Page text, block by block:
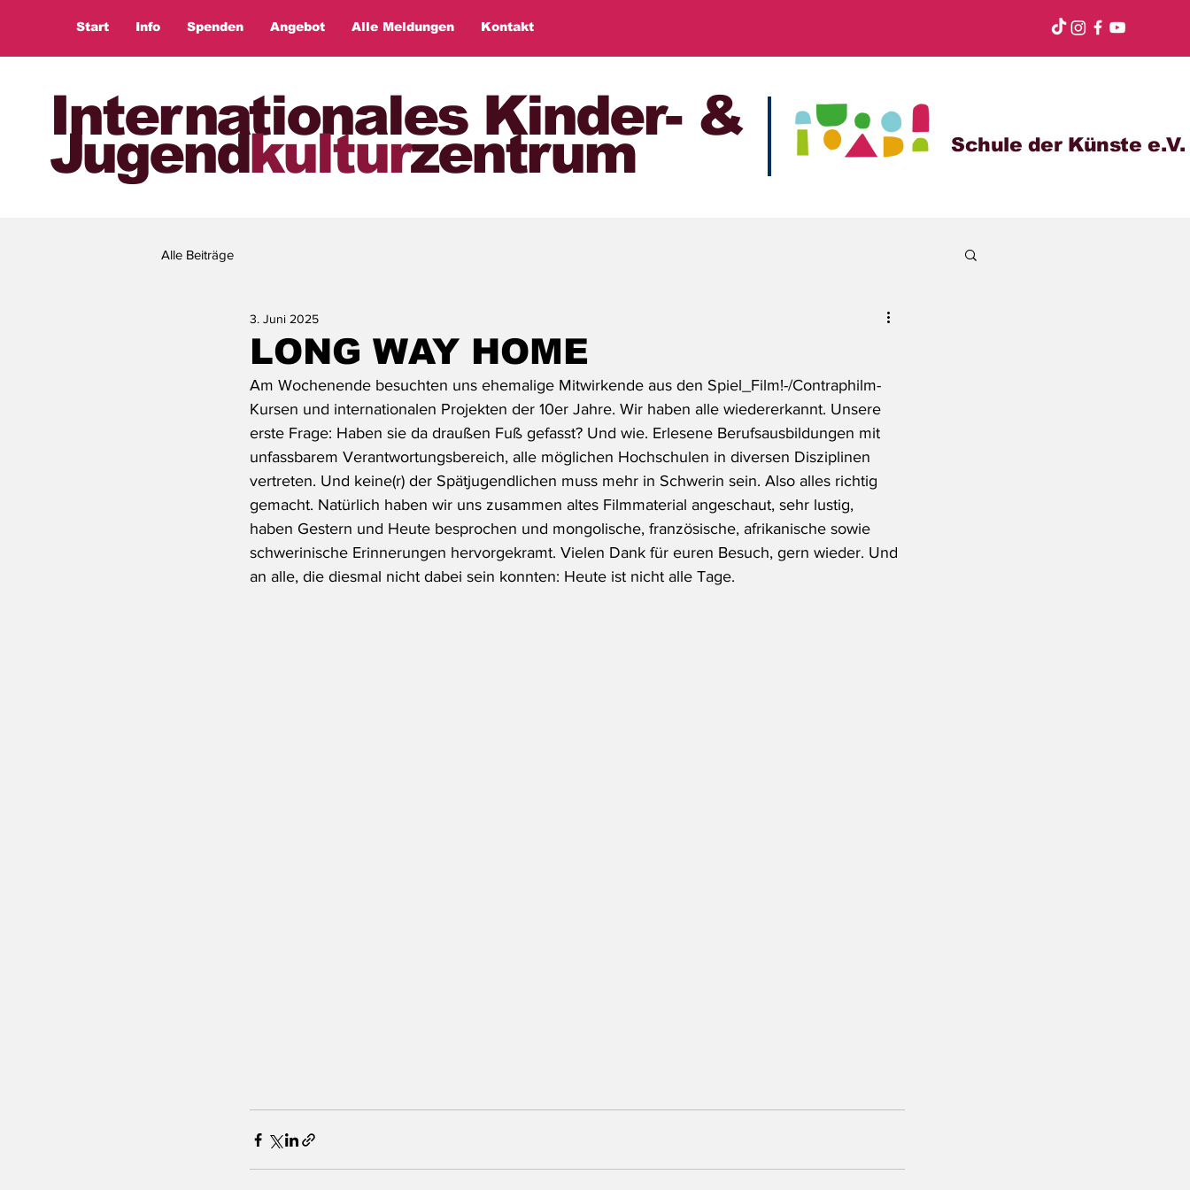
Start Info Spenden Angebot Alle Meldungen Kontakt
Internationales Kinder- &
Jugendkulturzentrum Schule der Künste e.V.
Alle Beiträge
LONG WAY HOME
3. Juni 2025
Am Wochenende besuchten uns ehemalige Mitwirkende aus den Spiel_Film!-/Contraphilm-
Kursen und internationalen Projekten der 10er Jahre. Wir haben alle wiedererkannt. Unsere
erste Frage: Haben sie da draußen Fuß gefasst? Und wie. Erlesene Berufsausbildungen mit
unfassbarem Verantwortungsbereich, alle möglichen Hochschulen in diversen Disziplinen
vertreten. Und keine(r) der Spätjugendlichen muss mehr in Schwerin sein. Also alles richtig
gemacht. Natürlich haben wir uns zusammen altes Filmmaterial angeschaut, sehr lustig,
haben Gestern und Heute besprochen und mongolische, französische, afrikanische sowie
schwerinische Erinnerungen hervorgekramt. Vielen Dank für euren Besuch, gern wieder. Und
an alle, die diesmal nicht dabei sein konnten: Heute ist nicht alle Tage.